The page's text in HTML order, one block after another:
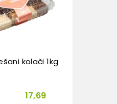
kolači 1kg
17,69